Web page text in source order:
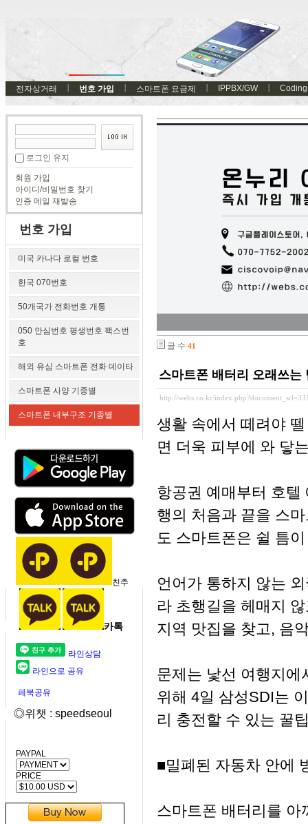
전자상거래 번호 가입 스마트폰 요금제 IPPBX/GW Coding
로그인 유지
회원 가입
아이디/비밀번호 찾기
인증 메일 재발송
번호 가입
미국 카나다 로컬 번호
한국 070번호
50개국가 전화번호 개통
050 안심번호 평생번호 팩스번
호
해외 유심 스마트폰 전화 데이타
스마트폰 사양 기종별
스마트폰 내부구조 기종별
친추
카톡
라인상담
라인으로 공유
페북공유
◎위챗 : speedseoul
PAYPAL
PRICE
글 수 41
스마트폰 배터리 오래쓰는
http://webs.co.kr/
생활 속에서 떼려야
면 더욱 피부에 와 닿
항공권 예매부터 호텔
행의 처음과 끝을 스
도 스마트폰은 쉴 틈
언어가 통하지 않는
라 초행길을 헤매지
지역 맛집을 찾고, 음
문제는 낯선 여행지에
위해 4일 삼성SDI는
리 충전할 수 있는 꿀
■밀폐된 자동차 안에
스마트폰 배터리를 아